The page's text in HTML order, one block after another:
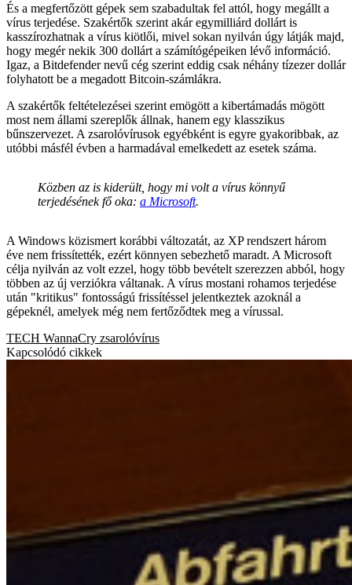
És a megfertőzött gépek sem szabadultak fel attól, hogy megállt a
vírus terjedése. Szakértők szerint akár egymilliárd dollárt is
kasszírozhatnak a vírus kiötlői, mivel sokan nyilván úgy látják majd,
hogy megér nekik 300 dollárt a számítógépeiken lévő információ.
Igaz, a Bitdefender nevű cég szerint eddig csak néhány tízezer dollár
folyhatott be a megadott Bitcoin-számlákra.
A szakértők feltételezései szerint emögött a kibertámadás mögött
most nem állami szereplők állnak, hanem egy klasszikus
bűnszervezet. A zsarolóvírusok egyébként is egyre gyakoribbak, az
utóbbi másfél évben a harmadával emelkedett az esetek száma.
Közben az is kiderült, hogy mi volt a vírus könnyű
terjedésének fő oka: a Microsoft.
A Windows közismert korábbi változatát, az XP rendszert három
éve nem frissítették, ezért könnyen sebezhető maradt. A Microsoft
célja nyilván az volt ezzel, hogy több bevételt szerezzen abból, hogy
többen az új verziókra váltanak. A vírus mostani rohamos terjedése
után "kritikus" fontosságú frissítéssel jelentkeztek azoknál a
gépeknél, amelyek még nem fertőződtek meg a vírussal.
TECH WannaCry zsarolóvírus
Kapcsolódó cikkek